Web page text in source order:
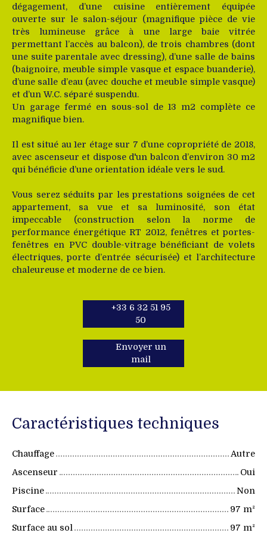
dégagement, d’une cuisine entièrement équipée
ouverte sur le salon-séjour (magnifique pièce de vie
très lumineuse grâce à une large baie vitrée
permettant l’accès au balcon), de trois chambres (dont
une suite parentale avec dressing), d’une salle de bains
(baignoire, meuble simple vasque et espace buanderie),
d’une salle d’eau (avec douche et meuble simple vasque)
et d’un W.C. séparé suspendu.
Un garage fermé en sous-sol de 13 m2 complète ce
magnifique bien.
Il est situé au 1er étage sur 7 d’une copropriété de 2018,
avec ascenseur et dispose d'un balcon d’environ 30 m2
qui bénéficie d’une orientation idéale vers le sud.
Vous serez séduits par les prestations soignées de cet
appartement, sa vue et sa luminosité, son état
impeccable (construction selon la norme de
performance énergétique RT 2012, fenêtres et portes-
fenêtres en PVC double-vitrage bénéficiant de volets
électriques, porte d’entrée sécurisée) et l’architecture
chaleureuse et moderne de ce bien.
+33 6 32 51 95
50
Envoyer un
mail
Caractéristiques techniques
Chauffage
Autre
Ascenseur
Oui
Piscine
Non
Surface
97 m²
Surface au sol
97 m²